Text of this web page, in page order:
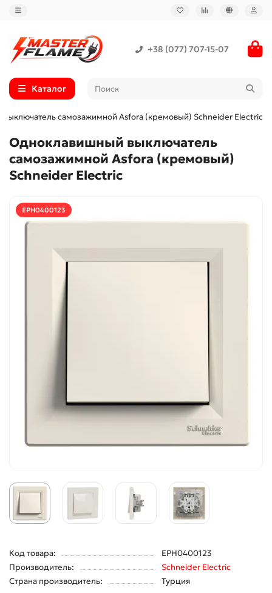
+38 (077) 707-15-07
Каталог
самозажимной Asfora (кремовый) Schneider Electric
Одноклавишный выключатель
самозажимной Asfora (кремовый)
Schneider Electric
EPH0400123
Код товара:
EPH0400123
Производитель:
Schneider Electric
Страна производитель:
Турция